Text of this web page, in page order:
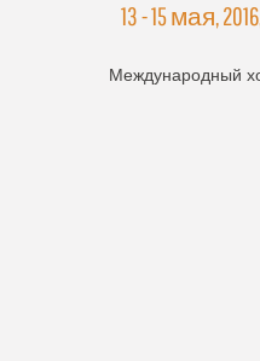
13 - 15 мая,
Международный